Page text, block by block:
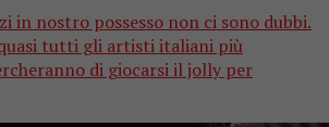
in nostro possesso non ci sono dubbi.
tutti gli artisti italiani più
di giocarsi il jolly per